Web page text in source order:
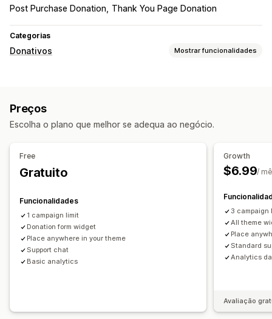
Post Purchase Donation
Thank You Page Donation
Categorias
Donativos Mostrar funcionalidades
Ambiental
Caridade personalizada
Objetivos de donativos
Personalização
Páginas de destino
Campanhas Código personalizado
Preços
Escolha o plano que melhor se adequa ao negócio.
Free
Gratuito
Funcionalidades
1 campaign limit
Donation form widget
Place anywhere in your theme
Support chat
Basic analytics
Growth
$6.99/
3 campaign
All theme
Place
Standard
Analytics
Avaliação